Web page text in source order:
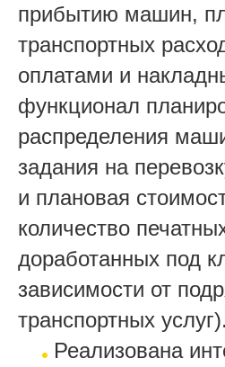
прибытию машин,
транспортных
оплатами и
функционал
распределения
задания на
и плановая
количество
доработанных под
зависимости от
транспортных услуг).
Реализована